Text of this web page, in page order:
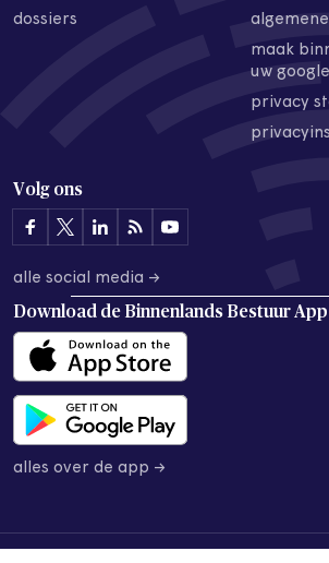
dossiers
maak
uw
privacy
Volg ons
alle social media →
Download de Binnenlands Bestuur App
alles over de app →